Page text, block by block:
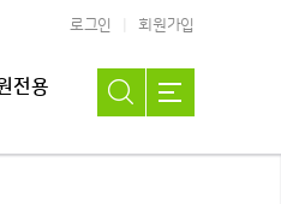
로그인 회원가입
전용